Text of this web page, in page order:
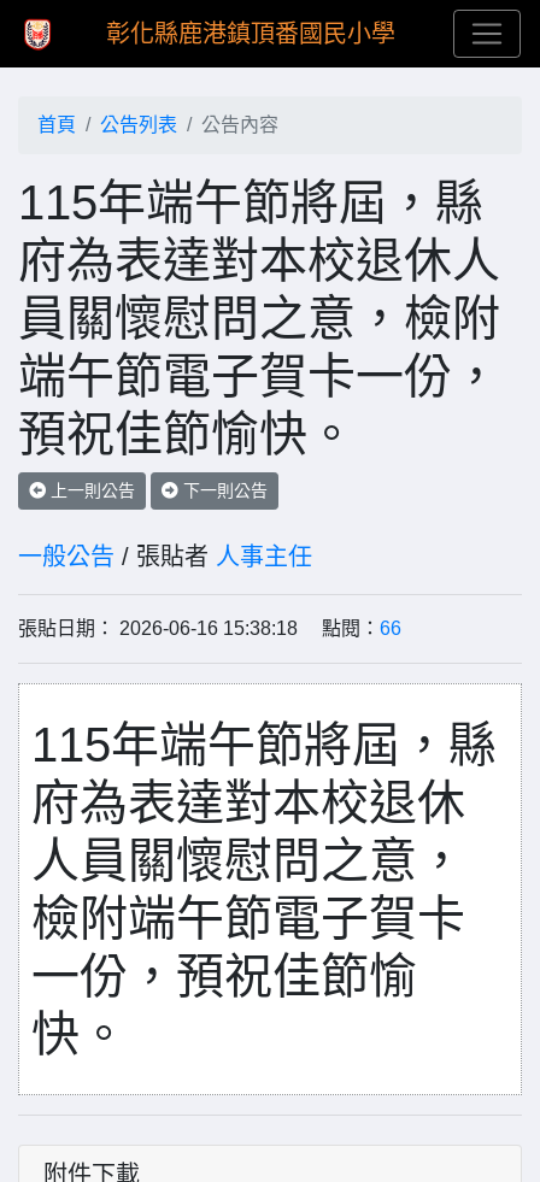
彰化縣鹿港鎮頂番國民小學
首頁 公告列表 公告內容
115年端午節將屆，縣
府為表達對本校退休人
員關懷慰問之意，檢附
端午節電子賀卡一份，
預祝佳節愉快。
上一則公告 下一則公告
一般公告 / 張貼者 人事主任
張貼日期： 2026-06-16 15:38:18 點閱： 66
115年端午節將屆，縣
府為表達對本校退休
人員關懷慰問之意，
檢附端午節電子賀卡
一份，預祝佳節愉
快。
附件下載